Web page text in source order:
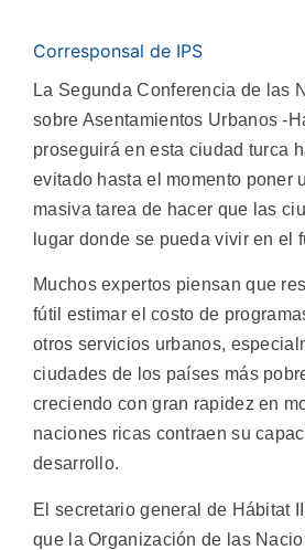
Corresponsal de IPS
La Segunda Conferencia de las
sobre Asentamientos Urbanos -
proseguirá en esta ciudad turca
evitado hasta el momento poner
masiva tarea de hacer que las
lugar donde se pueda vivir en el
Muchos expertos piensan que
fútil estimar el costo de
otros servicios urbanos,
ciudades de los países más
creciendo con gran rapidez en
naciones ricas contraen su
desarrollo.
El secretario general de Hábitat
que la Organización de las